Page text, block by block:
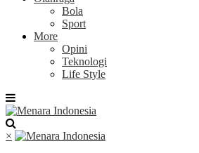
Bola
Sport
More
Opini
Teknologi
Life Style
×